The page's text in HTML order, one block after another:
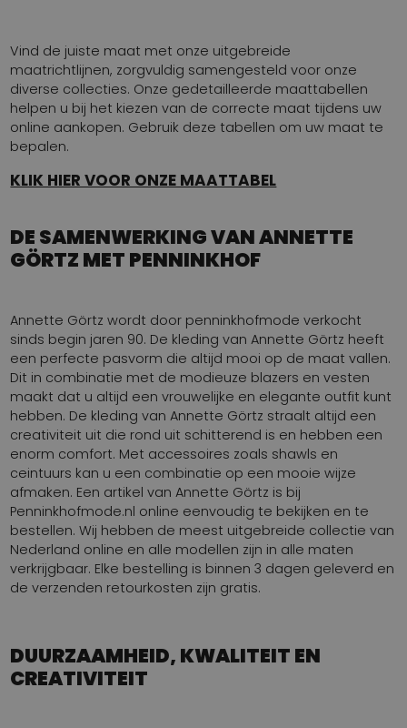
Vind de juiste maat met onze uitgebreide
maatrichtlijnen, zorgvuldig samengesteld voor onze
diverse collecties. Onze gedetailleerde maattabellen
helpen u bij het kiezen van de correcte maat tijdens uw
online aankopen. Gebruik deze tabellen om uw maat te
bepalen.
KLIK HIER VOOR ONZE MAATTABEL
DE SAMENWERKING VAN ANNETTE
GÖRTZ MET PENNINKHOF
Annette Görtz wordt door penninkhofmode verkocht
sinds begin jaren 90. De kleding van Annette Görtz heeft
een perfecte pasvorm die altijd mooi op de maat vallen.
Dit in combinatie met de modieuze blazers en vesten
maakt dat u altijd een vrouwelijke en elegante outfit kunt
hebben. De kleding van Annette Görtz straalt altijd een
creativiteit uit die rond uit schitterend is en hebben een
enorm comfort. Met accessoires zoals shawls en
ceintuurs kan u een combinatie op een mooie wijze
afmaken. Een artikel van Annette Görtz is bij
Penninkhofmode.nl online eenvoudig te bekijken en te
bestellen. Wij hebben de meest uitgebreide collectie van
Nederland online en alle modellen zijn in alle maten
verkrijgbaar. Elke bestelling is binnen 3 dagen geleverd en
de verzenden retourkosten zijn gratis.
DUURZAAMHEID, KWALITEIT EN
CREATIVITEIT